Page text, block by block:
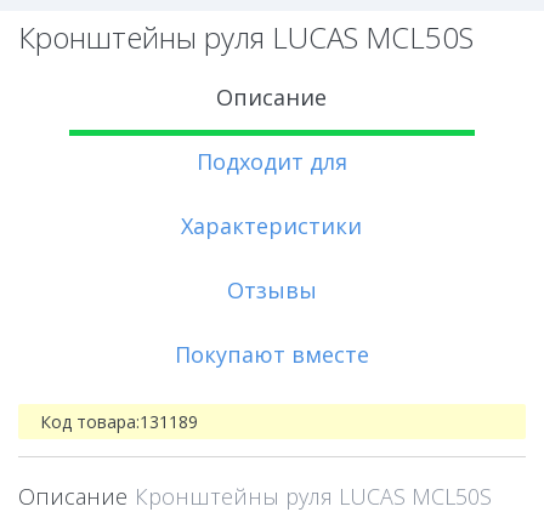
Кронштейны руля LUCAS MCL50S
Описание
Подходит для
Характеристики
Отзывы
Покупают вместе
Код товара:131189
Описание Кронштейны руля LUCAS MCL50S